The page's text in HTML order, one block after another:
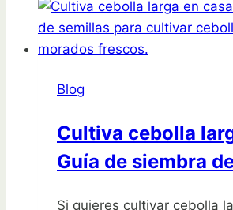
fácilmente:
descubre
qué
Blog
Cultiva cebolla
Guía de siembra
Si quieres cultivar cebolla